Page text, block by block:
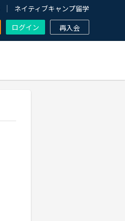
ネイティブキャンプ留学
ログイン 再入会